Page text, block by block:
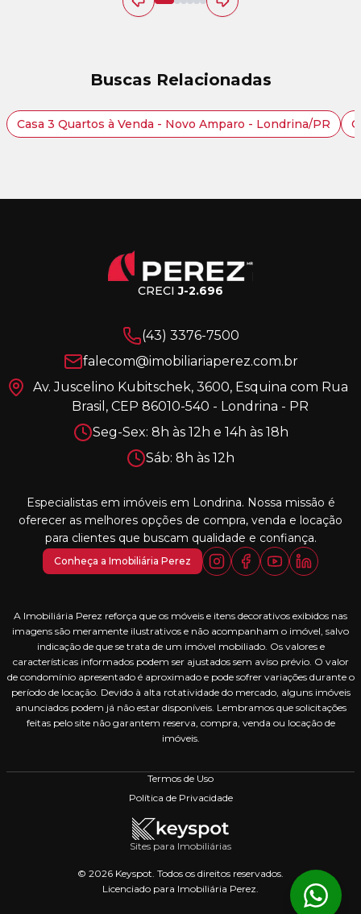
Buscas Relacionadas
Casa 3 Quartos à Venda - Novo Amparo - Londrina/PR
CRECIJ-2.696
(43) 3376-7500
falecom@imobiliariaperez.com.br
Av. Juscelino Kubitschek, 3600, Esquina com Rua
Brasil, CEP 86010-540 - Londrina - PR
Seg-Sex: 8h às 12h e 14h às 18h
Sáb: 8h às 12h
Especialistas em imóveis em Londrina. Nossa missão é
oferecer as melhores opções de compra, venda e locação
para clientes que buscam qualidade e confiança.
Conheça a Imobiliária Perez
A Imobiliária Perez reforça que os móveis e itens decorativos exibidos nas
imagens são meramente ilustrativos e não acompanham o imóvel, salvo
indicação de que se trata de um imóvel mobiliado. Os valores e
características informados podem ser ajustados sem aviso prévio. O valor
de condomínio apresentado é aproximado e pode sofrer variações durante o
período de locação. Devido à alta rotatividade do mercado, alguns imóveis
anunciados podem já não estar disponíveis. Lembramos que solicitações
feitas pelo site não garantem reserva, compra, venda ou locação de
imóveis.
Termos de Uso
Política de Privacidade
Sites para Imobiliárias
© 2026 Keyspot. Todos os direitos reservados.
Licenciado para Imobiliária Perez.